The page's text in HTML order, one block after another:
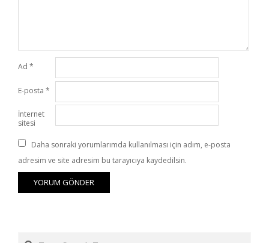
Ad *
E-posta *
İnternet
sitesi
Daha sonraki yorumlarımda kullanılması için adım, e-posta
adresim ve site adresim bu tarayıcıya kaydedilsin.
Search